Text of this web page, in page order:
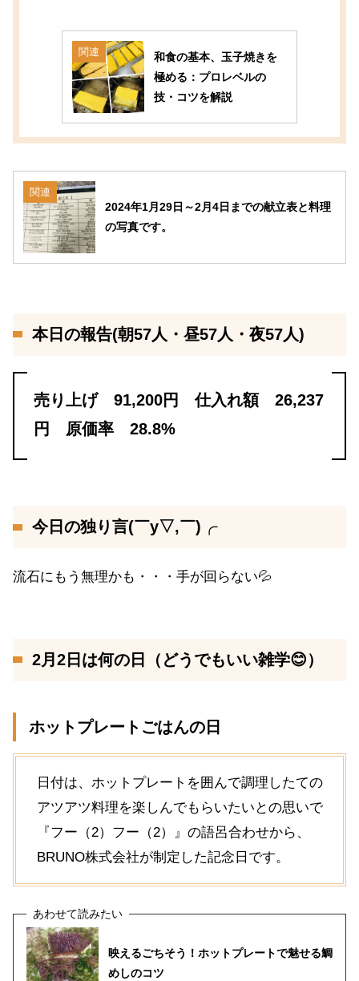
関連
和食の基本、玉子焼きを
極める：プロレベルの
技・コツを解説
関連
2024年1月29日～2月4日までの献立表と料理
の写真です。
本日の報告(朝57人・昼57人・夜57人)
売り上げ 91,200円 仕入れ額 26,237
円 原価率 28.8%
今日の独り言(￣y▽,￣)╭
流石にもう無理かも・・・手が回らない💦
2月2日は何の日（どうでもいい雑学😊）
ホットプレートごはんの日
日付は、ホットプレートを囲んで調理したての
アツアツ料理を楽しんでもらいたいとの思いで
『フー（2）フー（2）』の語呂合わせから、
BRUNO株式会社が制定した記念日です。
映えるごちそう！ホットプレートで魅せる鯛
めしのコツ